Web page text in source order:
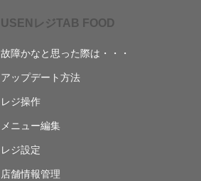
USENレジTAB FOOD
故障かなと思った際は・・・
アップデート方法
レジ操作
メニュー編集
レジ設定
店舗情報管理